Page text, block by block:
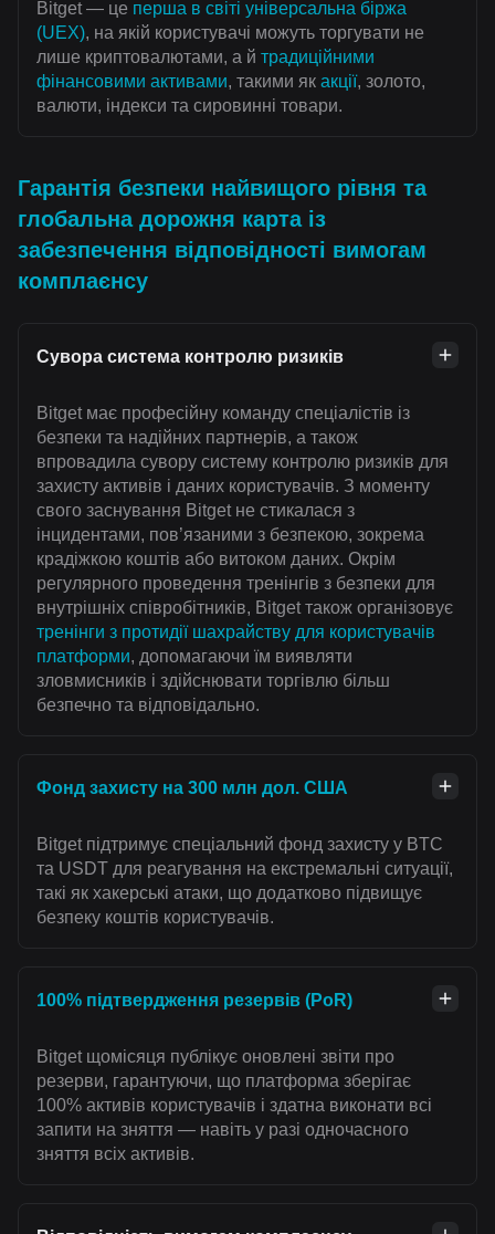
Bitget — це перша в світі універсальна біржа
(UEX), на якій користувачі можуть торгувати не
лише криптовалютами, а й традиційними
фінансовими активами, такими як акції, золото,
валюти, індекси та сировинні товари.
Гарантія безпеки найвищого рівня та
глобальна дорожня карта із
забезпечення відповідності вимогам
комплаєнсу
Сувора система контролю ризиків
Bitget має професійну команду спеціалістів із
безпеки та надійних партнерів, а також
впровадила сувору систему контролю ризиків для
захисту активів і даних користувачів. З моменту
свого заснування Bitget не стикалася з
інцидентами, пов’язаними з безпекою, зокрема
крадіжкою коштів або витоком даних. Окрім
регулярного проведення тренінгів з безпеки для
внутрішніх співробітників, Bitget також організовує
тренінги з протидії шахрайству для користувачів
платформи, допомагаючи їм виявляти
зловмисників і здійснювати торгівлю більш
безпечно та відповідально.
Фонд захисту на 300 млн дол. США
Bitget підтримує спеціальний фонд захисту у BTC
та USDT для реагування на екстремальні ситуації,
такі як хакерські атаки, що додатково підвищує
безпеку коштів користувачів.
100% підтвердження резервів (PoR)
Bitget щомісяця публікує оновлені звіти про
резерви, гарантуючи, що платформа зберігає
100% активів користувачів і здатна виконати всі
запити на зняття — навіть у разі одночасного
зняття всіх активів.